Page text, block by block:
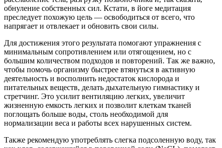
обнуление собственных сил. Кстати, в йоге медитация
преследует похожую цель — освободиться от всего, что
напрягает и отвлекает и обновить свои силы.
Для достижения этого результата помогают упражнения с
минимальным сопротивлением или отягощением, но с
большим количеством подходов и повторений. Так же важно,
чтобы помочь организму быстрее втянуться в активную
деятельность и восполнить недостаток кислорода и
питательных веществ, делать дыхательную гимнастику и
стретчинг. Это усилит вентиляцию легких, увеличит
жизненную емкость легких и позволит клеткам тканей
поглощать больше воды, столь необходимой для
нормализации веса и работы всех нарушенных систем.
Также рекомендую употреблять слегка подсоленную воду, так